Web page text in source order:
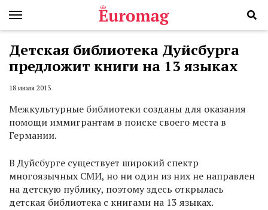
Детская библиотека Дуйсбурга
предложит книги на 13 языках
18 июля 2013
Межкультурные библиотеки созданы для оказания
помощи иммигрантам в поиске своего места в
Германии.
В Дуйсбурге существует широкий спектр
многоязычных СМИ, но ни один из них не направлен
на детскую публику, поэтому здесь открылась
детская библиотека с книгами на 13 языках.